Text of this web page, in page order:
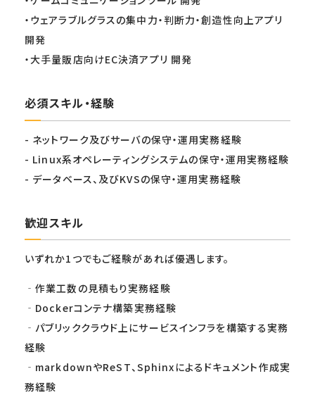
・ウェアラブルグラスの集中力・判断力・創造性向上アプリ
開発
・大手量販店向けEC決済アプリ 開発
必須スキル・経験
- ネットワーク及びサーバの保守・運用実務経験
- Linux系オペレーティングシステムの保守・運用実務経験
- データベース、及びKVSの保守・運用実務経験
歓迎スキル
いずれか1つでもご経験があれば優遇します。
‐作業工数の見積もり実務経験
‐Dockerコンテナ構築実務経験
‐パブリッククラウド上にサービスインフラを構築する実務
経験
‐markdownやReST、Sphinxによるドキュメント作成実
務経験